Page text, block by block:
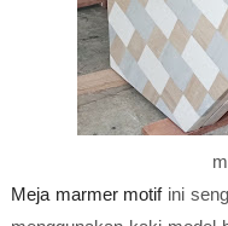
Meja marmer motif ini